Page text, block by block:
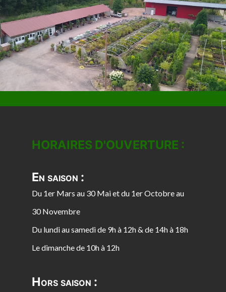
HORAIRES D'OUVERTURE :
En saison :
Du 1er Mars au 30 Mai et du 1er Octobre au
30 Novembre
Du lundi au samedi de 9h à 12h & de 14h à 18h
Le dimanche de 10h à 12h
Hors saison :